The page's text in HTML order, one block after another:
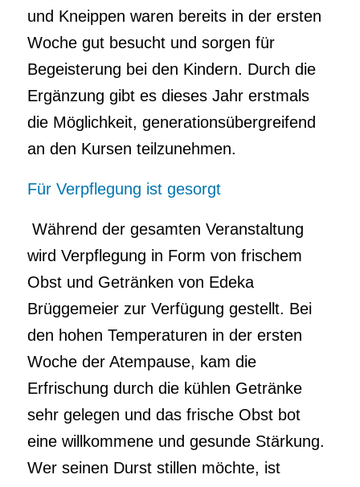
und Kneippen waren bereits in der ersten
Woche gut besucht und sorgen für
Begeisterung bei den Kindern. Durch die
Ergänzung gibt es dieses Jahr erstmals
die Möglichkeit, generationsübergreifend
an den Kursen teilzunehmen.
Für Verpflegung ist gesorgt
Während der gesamten Veranstaltung
wird Verpflegung in Form von frischem
Obst und Getränken von Edeka
Brüggemeier zur Verfügung gestellt. Bei
den hohen Temperaturen in der ersten
Woche der Atempause, kam die
Erfrischung durch die kühlen Getränke
sehr gelegen und das frische Obst bot
eine willkommene und gesunde Stärkung.
Wer seinen Durst stillen möchte, ist